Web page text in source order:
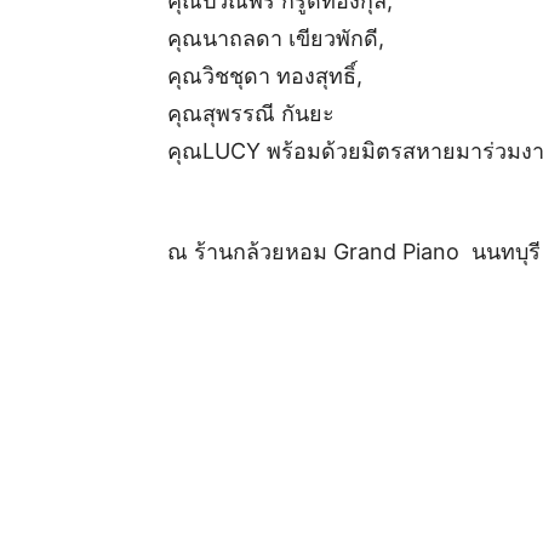
คุณนาถลดา เขียวพักดี,
คุณวิชชุดา ทองสุทธิ์,
คุณสุพรรณี กันยะ
คุณLUCY พร้อมด้วยมิตรสหายมาร่วมง
ณ ร้านกล้วยหอม Grand Piano นนทบุรี